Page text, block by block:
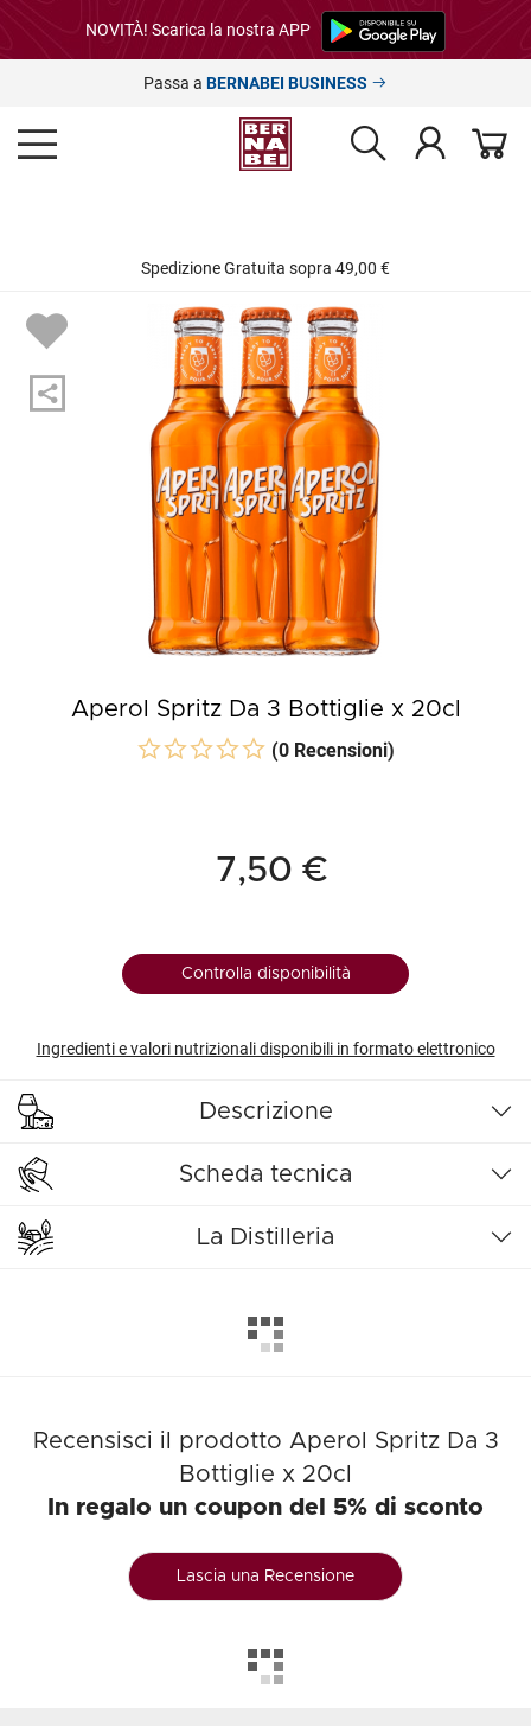
NOVITÀ! Scarica la nostra APP
Passa a BERNABEI BUSINESS
Spedizione Gratuita sopra 49,00 €
Aperol Spritz Da 3 Bottiglie x 20cl
(0 Recensioni)
7,50 €
Controlla disponibilità
Ingredienti e valori nutrizionali disponibili in formato elettronico
Descrizione
Scheda tecnica
La Distilleria
Recensisci il prodotto Aperol Spritz Da 3
Bottiglie x 20cl
In regalo un coupon del 5% di sconto
Lascia una Recensione